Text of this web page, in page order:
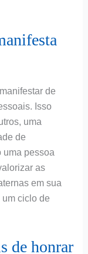
de
Isso
uma
de
uma pessoa
as
em sua
ciclo de
de honrar